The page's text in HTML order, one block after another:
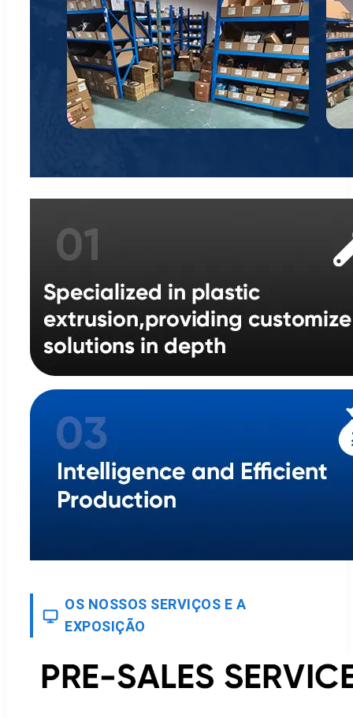
OS NOSSOS SERVIÇOS E A
EXPOSIÇÃO